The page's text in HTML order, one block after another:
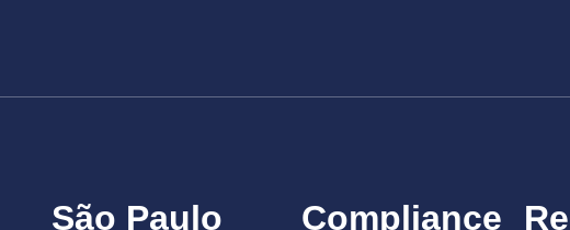
São Paulo Compliance